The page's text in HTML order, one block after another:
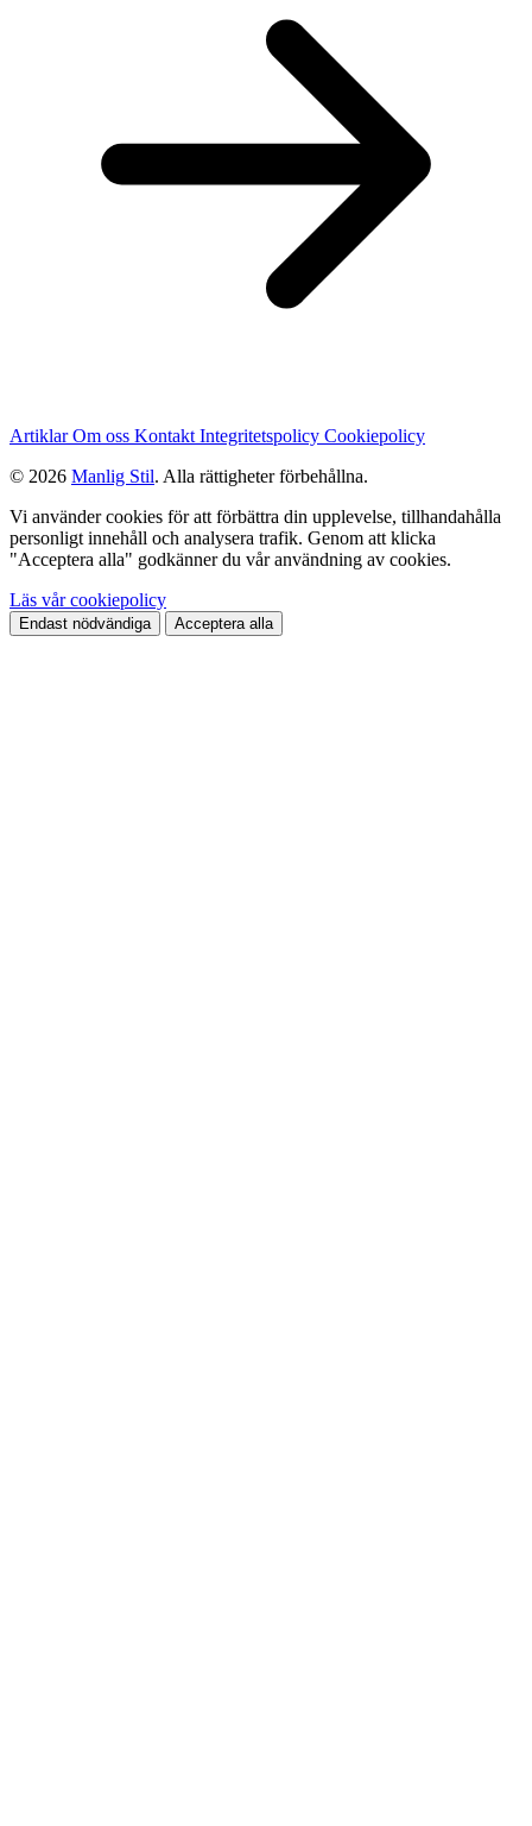
ArtiklarOm oss Kontakt Integritetspolicy Cookiepolicy
© 2026 Manlig Stil. Alla rättigheter förbehållna.
Vi använder cookies för att förbättra din upplevelse, tillhandahålla
personligt innehåll och analysera trafik. Genom att klicka
"Acceptera alla" godkänner du vår användning av cookies.
Läs vår cookiepolicy
Endast nödvändiga Acceptera alla